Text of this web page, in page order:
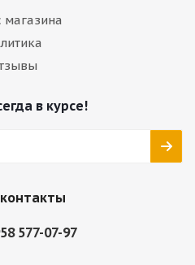
магазина
в курсе!
577-07-97